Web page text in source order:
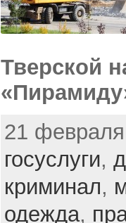
Тверской
21
госуслуги,
криминал,
одежда,